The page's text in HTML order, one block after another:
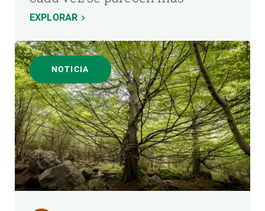
EXPLORAR
NOTICIA